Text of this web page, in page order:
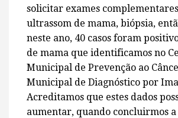
solicitar exames
ultrassom de mama, biópsia,
neste ano, 40 casos foram
de mama que identificamos no
Municipal de Prevenção ao
Municipal de Diagnóstico por
Acreditamos que estes dados
aumentar, quando concluirmos a